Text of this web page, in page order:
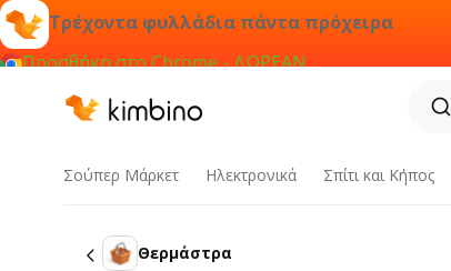
Τρέχοντα φυλλάδια πάντα πρόχειρα
Προσθήκη στο Chrome - ΔΩΡΕΑΝ
Σούπερ Μάρκετ Hλεκτρονικά Σπίτι και Κήπος
Θερμάστρα